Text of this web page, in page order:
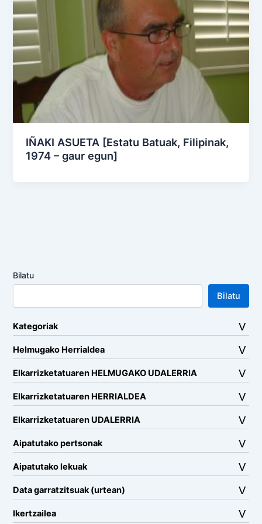
IÑAKI ASUETA [Estatu Batuak, Filipinak,
1974 – gaur egun]
Bilatu
Bilatu
Kategoriak
Helmugako Herrialdea
Elkarrizketatuaren HELMUGAKO UDALERRIA
Elkarrizketatuaren HERRIALDEA
Elkarrizketatuaren UDALERRIA
Aipatutako pertsonak
Aipatutako lekuak
Data garratzitsuak (urtean)
Ikertzailea